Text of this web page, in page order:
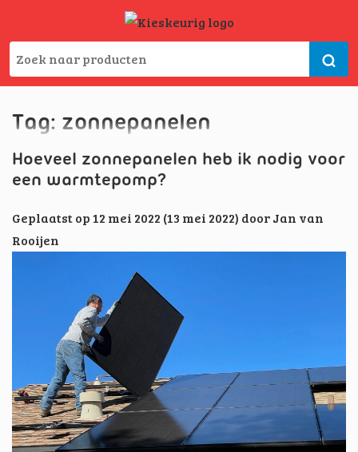
Tag: zonnepanelen
Hoeveel zonnepanelen heb ik nodig voor
een warmtepomp?
Geplaatst op12 mei 2022 (13 mei 2022) doorJan van
Rooijen